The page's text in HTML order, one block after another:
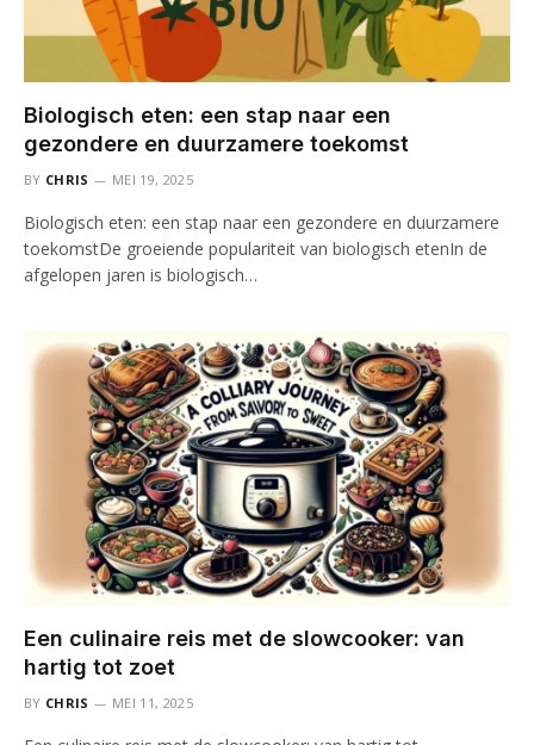
Biologisch eten: een stap naar een
gezondere en duurzamere toekomst
BY CHRIS MEI 19, 2025
Biologisch eten: een stap naar een gezondere en duurzamere
toekomstDe groeiende populariteit van biologisch etenIn de
afgelopen jaren is biologisch…
Een culinaire reis met de slowcooker: van
hartig tot zoet
BY CHRIS MEI 11, 2025